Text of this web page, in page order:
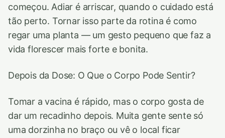
começou. Adiar é arriscar, quando o cuidado está
tão perto. Tornar isso parte da rotina é como
regar uma planta — um gesto pequeno que faz a
vida florescer mais forte e bonita.
Depois da Dose: O Que o Corpo Pode Sentir?
Tomar a vacina é rápido, mas o corpo gosta de
dar um recadinho depois. Muita gente sente só
uma dorzinha no braço ou vê o local ficar